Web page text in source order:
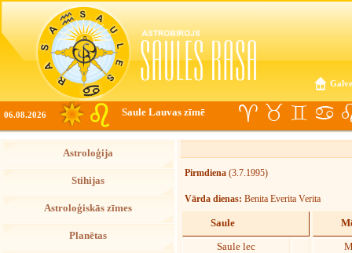
06.08.2026 Saule Lauvas zīmē
Astroloģija
Stihijas
Astroloģiskās zīmes
Planētas
Pirmdiena (3.7.1995)
Vārda dienas: Benita Everita Verita
Saule
Saule lec